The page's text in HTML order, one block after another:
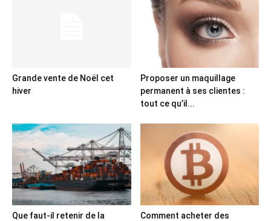
Grande vente de Noël cet
hiver
Proposer un maquillage
permanent à ses clientes :
tout ce qu’il...
Que faut-il retenir de la
Comment acheter des